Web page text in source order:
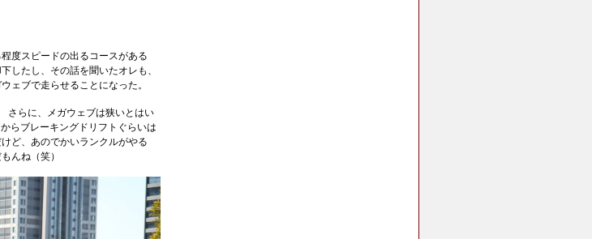
度スピードの出るコースがある
したし、その話を聞いたオレも、
ェブで走らせることになった。
さらに、メガウェブは狭いとはい
らブレーキングドリフトぐらいは
ど、あのでかいランクルがやる
んね（笑）